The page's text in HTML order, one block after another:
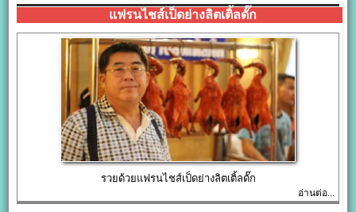
แฟรนไชส์เป็ดย่างลิตเติ้ลดั๊ก
รวยด้วยแฟรนไชส์เป็ดย่างลิตเติ้ลดั๊ก
อ่านต่อ...